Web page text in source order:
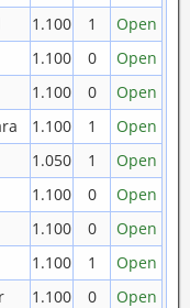
1.100 1
Open
1.100 0
Open
1.100 0
Open
1.100 1
Open
1.050 1
Open
1.100 0
Open
1.100 0
Open
1.100 1
Open
1.100 0
Open